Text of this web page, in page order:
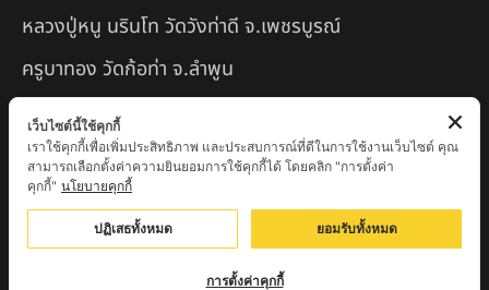
หลวงปู่หนู นรินโท วัดวังท่าดี จ.เพชรบูรณ์
ครูบาทอง วัดก้อท่า จ.ลำพูน
ครูบาตุ๊เจ้าปู่หว่าหลิ่ง วิระทะโย วัดเวฬุวัน อ.เชียงดาว
จ.เชียงใหม่
ครูบาศรี สุจิตโต บ้านสบก๋ง จ.ลำปาง
หลวงปู่รินทร์ กลฺยาโณ วัดเนินโบสถ์ จ.เพชรบูรณ์
ครูบาเซี๊ยะ นารายณ์แปลงรูป วัดวังตะเคียนทอง
เว็บไซต์นี้ใช้คุกกี้
เราใช้คุกกี้เพื่อเพิ่มประสิทธิภาพ และประสบการณ์ที่ดีในการใช้งานเว็บไซต์ คุณ
สามารถเลือกตั้งค่าความยินยอมการใช้คุกกี้ได้ โดยคลิก "การตั้งค่า
คุกกี้" นโยบายคุกกี้
ปฏิเสธทั้งหมด ยอมรับทั้งหมด
การตั้งค่าคุกกี้